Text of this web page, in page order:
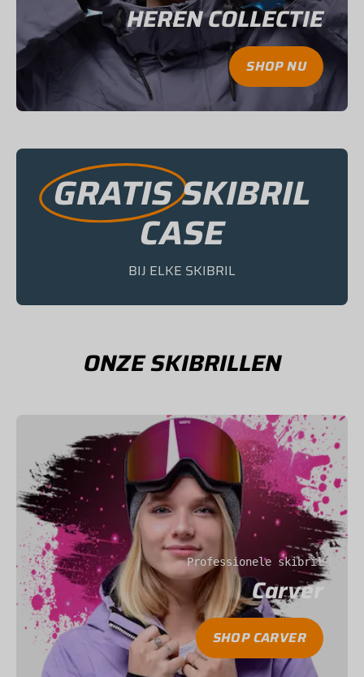
HEREN COLLECTIE
SHOP NU
GRATISSKIBRIL
CASE
BIJ ELKE SKIBRIL
ONZE SKIBRILLEN
Professionele skibril
Carver
SHOP CARVER